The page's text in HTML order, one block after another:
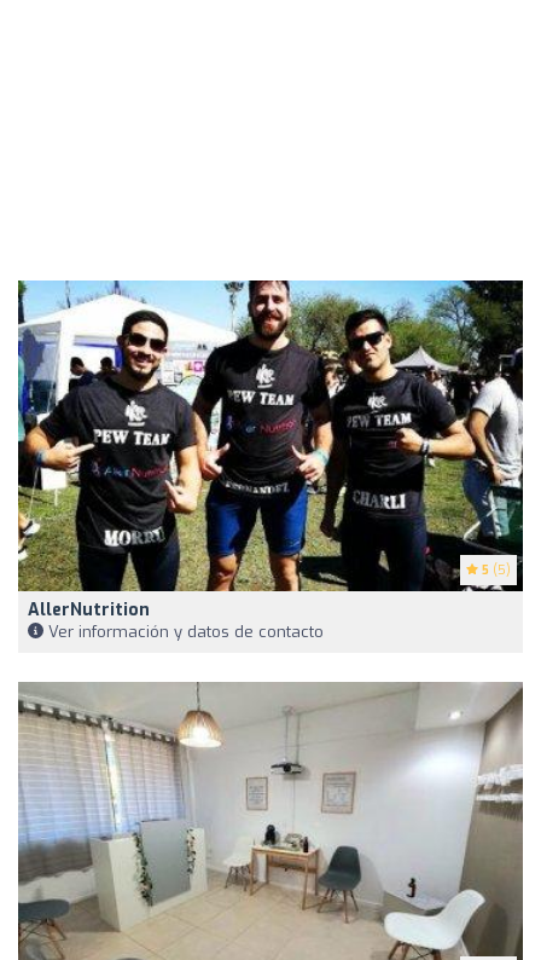
5 (5)
AllerNutrition
Ver información y datos de contacto